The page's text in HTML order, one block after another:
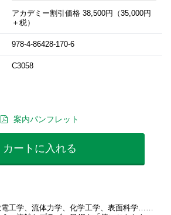
アカデミー割引価格 38,500円（35,000円
＋税）
978-4-86428-170-6
C3058
案内パンフレット
カートに入れる
工学、流体力学、化学工学、表面科学……